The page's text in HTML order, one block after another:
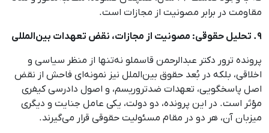
مقاومت در برابر مصونیت از مجازات است.
۹. تحلیل حقوقی: مصونیت از مجازات، نقض تعهدات بین‌المللی
پرونده ترور دکتر عبدالرحمن قاسملو نه‌تنها از منظر سیاسی و
اخلاقی، بلکه در بُعد حقوق بین‌الملل نیز نمونه‌ای فاحش از نقض
اصل پاسخگویی، تعهدات ضدتروریسم، و اصول دادرسی کیفری
مؤثر است. در این پرونده، دو دولت، یکی عامل جنایت و دیگری
میزبان آن، هر دو در مقام مسئولیت حقوقی قرار می‌گیرند.